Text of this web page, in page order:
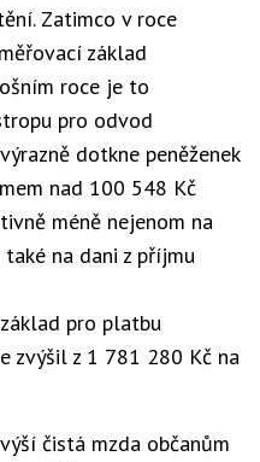
Zatimco v roce
základ
roce je to
pro odvod
dotkne peněženek
nad 100 548 Kč
méně nejenom na
na dani z příjmu
pro platbu
zvýšil z 1 781 280 Kč na
čistá mzda občanům